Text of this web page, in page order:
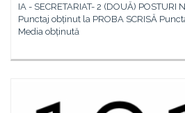
IA - SECRETARIAT- 2 (DOUĂ)
Punctaj obținut la PROBA SCRISĂ
Media obținută